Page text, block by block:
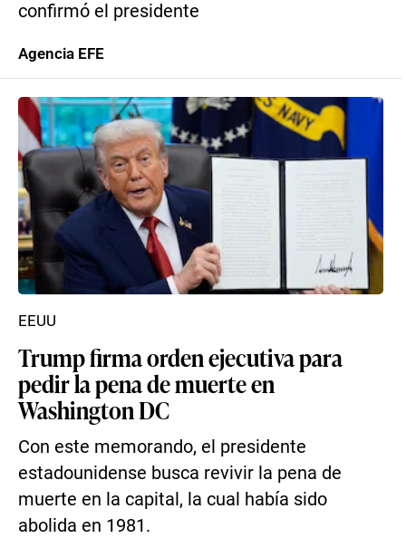
confirmó el presidente
Agencia EFE
Trump firma orden ejecutiva para
pedir la pena de muerte en
Washington DC
Con este memorando, el presidente
estadounidense busca revivir la pena de
muerte en la capital, la cual había sido
abolida en 1981.
EEUU